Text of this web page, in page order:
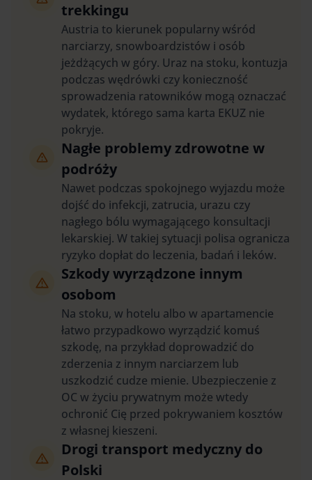
trekkingu
Austria to kierunek popularny wśród
narciarzy, snowboardzistów i osób
jeżdżących w góry. Uraz na stoku, kontuzja
podczas wędrówki czy konieczność
sprowadzenia ratowników mogą oznaczać
wydatek, którego sama karta EKUZ nie
pokryje.
Nagłe problemy zdrowotne w
podróży
Nawet podczas spokojnego wyjazdu może
dojść do infekcji, zatrucia, urazu czy
nagłego bólu wymagającego konsultacji
lekarskiej. W takiej sytuacji polisa ogranicza
ryzyko dopłat do leczenia, badań i leków.
Szkody wyrządzone innym
osobom
Na stoku, w hotelu albo w apartamencie
łatwo przypadkowo wyrządzić komuś
szkodę, na przykład doprowadzić do
zderzenia z innym narciarzem lub
uszkodzić cudze mienie. Ubezpieczenie z
OC w życiu prywatnym może wtedy
ochronić Cię przed pokrywaniem kosztów
z własnej kieszeni.
Drogi transport medyczny do
Polski